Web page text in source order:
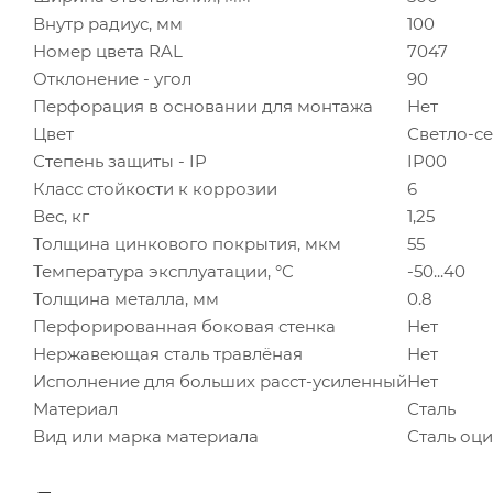
Внутр радиус, мм
100
Номер цвета RAL
7047
Отклонение - угол
90
Перфорация в основании для монтажа
Нет
Цвет
Светло-
Степень защиты - IP
IP00
Класс стойкости к коррозии
6
Вес, кг
1,25
Толщина цинкового покрытия, мкм
55
Температура эксплуатации, °C
-50...40
Толщина металла, мм
0.8
Перфорированная боковая стенка
Нет
Нержавеющая сталь травлёная
Нет
Исполнение для больших расст-усиленныйНет
Материал
Сталь
Вид или марка материала
Сталь